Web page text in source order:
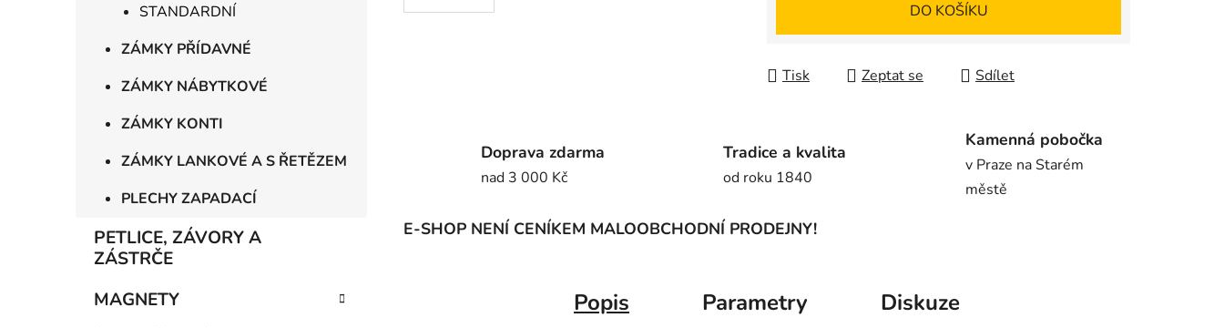
STANDARDNÍ
ZÁMKY PŘÍDAVNÉ
ZÁMKY NÁBYTKOVÉ
ZÁMKY KONTI
ZÁMKY LANKOVÉ A S ŘETĚZEM
PLECHY ZAPADACÍ
PETLICE, ZÁVORY A
ZÁSTRČE
MAGNETY
DO KOŠÍKU
Tisk Zeptat se Sdílet
Doprava zdarma
nad 3 000 Kč
Tradice a kvalita
od roku 1840
Kamenná pobočka
v Praze na Starém
městě
E-SHOP NENÍ CENÍKEM MALOOBCHODNÍ PRODEJNY!
Popis Parametry Diskuze